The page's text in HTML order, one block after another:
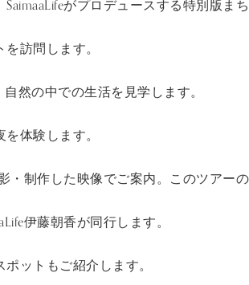
がプロデュースする特別版まち
訪問します。
然の中での生活を見学します。
体験します。
・制作した映像でご案内。このツアー
伊藤朝香が同行します。
ットもご紹介します。